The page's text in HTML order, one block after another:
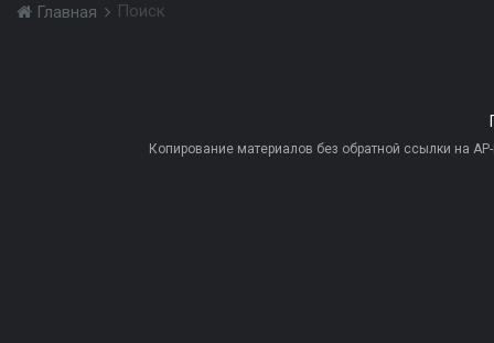
Главная Поиск
Копирование материалов без обратной ссылки на